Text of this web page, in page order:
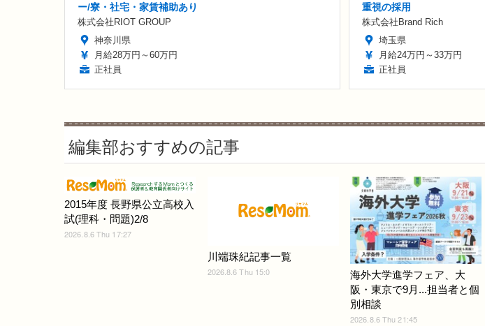
ー/寮・社宅・家賃補助あり
株式会社RIOT GROUP
神奈川県
月給28万円～60万円
正社員
重視の採用
株式会社Brand Rich
埼玉県
月給24万円～33万円
正社員
編集部おすすめの記事
2015年度 長野県公立高校入
試(理科・問題)2/8
2026.8.6 Thu 17:27
川端珠紀記事一覧
2026.8.6 Thu 15:0
海外大学進学フェア、大
阪・東京で9月...担当者と個
別相談
2026.8.6 Thu 21:45